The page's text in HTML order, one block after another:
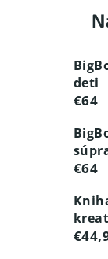
deti
€64
€64